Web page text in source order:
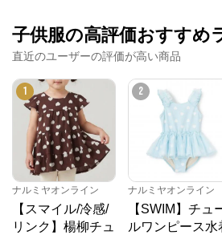
子供服の高評価おすすめ
直近のユーザーの評価が高い商品
1
ナルミヤオンライン
【スマイル/冷感/
リンク】楊柳チュ
2
ナルミヤオンライン
【SWIM】チュ
ルワンピース水
※外部サイトが開き
ナルミヤオンラインから
ナルミヤオンライン公式通販ショッ
ゾピアノ、プティマイン、ラブトキ
ミニ等、全ブランド、全商品をご覧